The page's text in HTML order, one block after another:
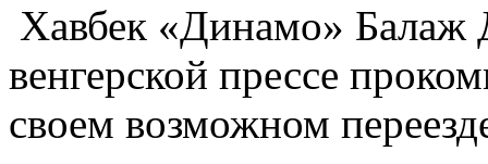
Хавбек «Динамо» Балаж
венгерской прессе
своем возможном